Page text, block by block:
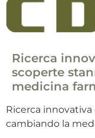
Ricerca
scoperte
medicina
Ricerca
cambiando la